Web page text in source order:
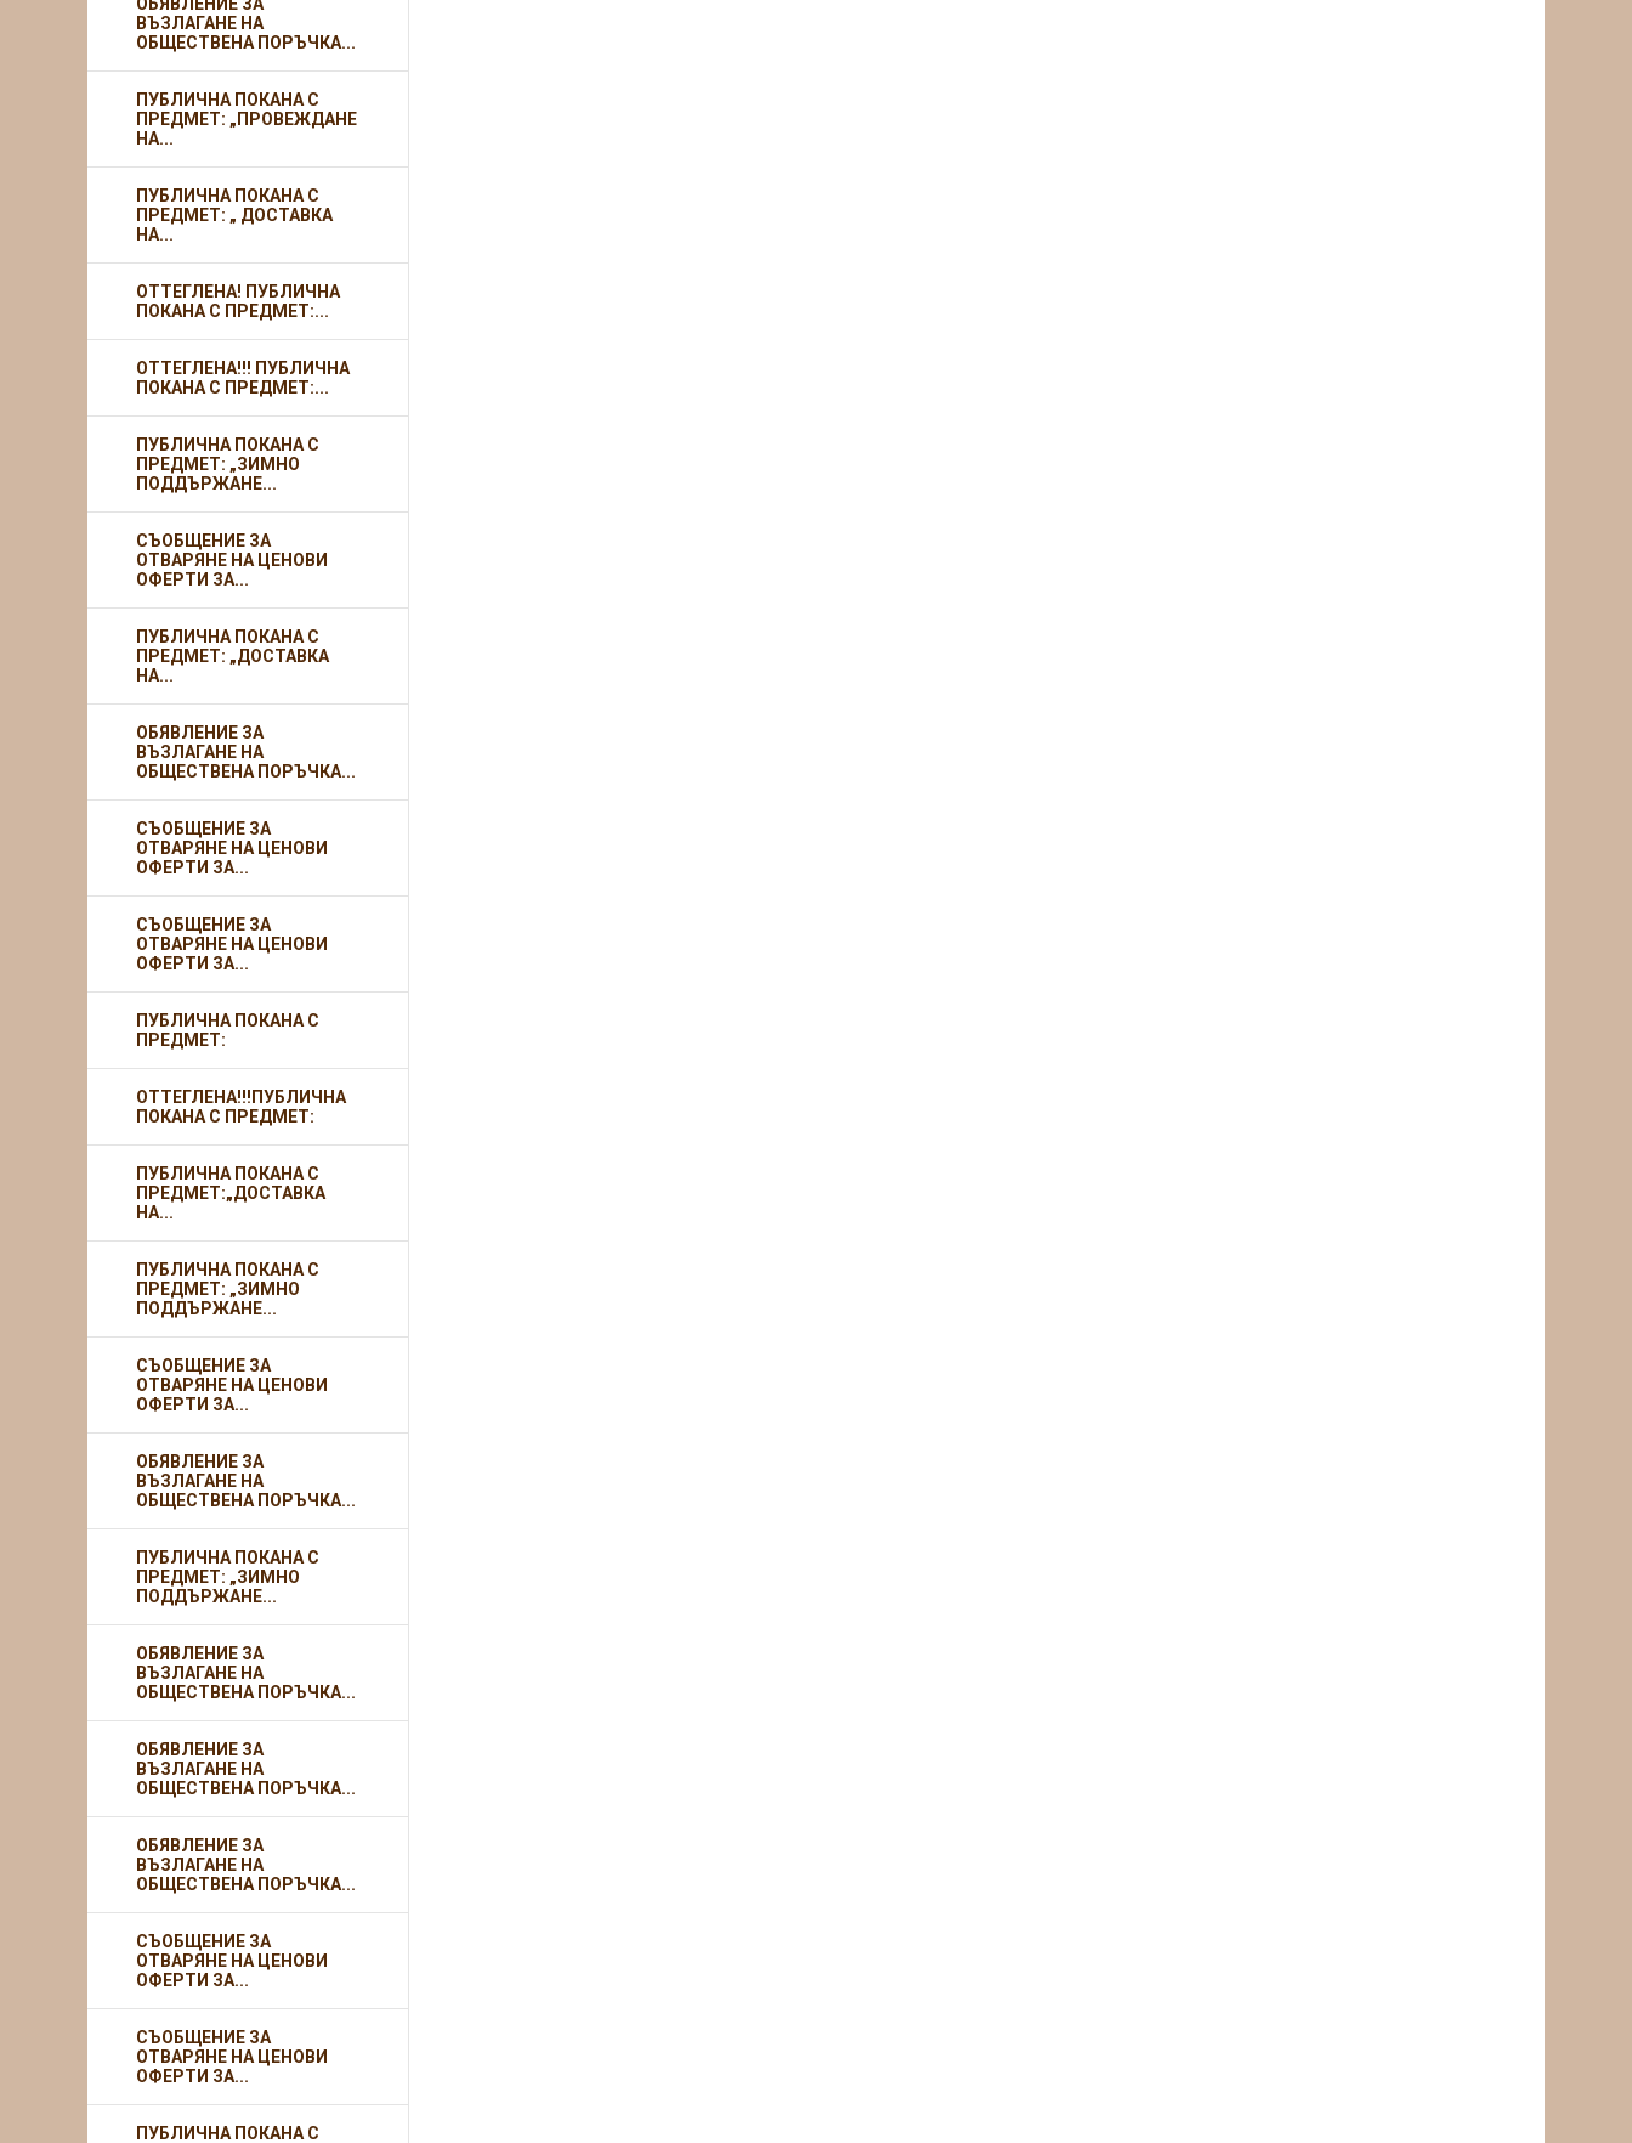
ВЪЗЛАГАНЕ НА
ОБЩЕСТВЕНА ПОРЪЧКА...
ПУБЛИЧНА ПОКАНА С
ПРЕДМЕТ: „ПРОВЕЖДАНЕ
НА...
ПУБЛИЧНА ПОКАНА С
ПРЕДМЕТ: „ ДОСТАВКА
НА...
ОТТЕГЛЕНА! ПУБЛИЧНА
ПОКАНА С ПРЕДМЕТ:...
ОТТЕГЛЕНА!!! ПУБЛИЧНА
ПОКАНА С ПРЕДМЕТ:...
ПУБЛИЧНА ПОКАНА С
ПРЕДМЕТ: „ЗИМНО
ПОДДЪРЖАНЕ...
СЪОБЩЕНИЕ ЗА
ОТВАРЯНЕ НА ЦЕНОВИ
ОФЕРТИ ЗА...
ПУБЛИЧНА ПОКАНА С
ПРЕДМЕТ: „ДОСТАВКА
НА...
ОБЯВЛЕНИЕ ЗА
ВЪЗЛАГАНЕ НА
ОБЩЕСТВЕНА ПОРЪЧКА...
СЪОБЩЕНИЕ ЗА
ОТВАРЯНЕ НА ЦЕНОВИ
ОФЕРТИ ЗА...
СЪОБЩЕНИЕ ЗА
ОТВАРЯНЕ НА ЦЕНОВИ
ОФЕРТИ ЗА...
ПУБЛИЧНА ПОКАНА С
ПРЕДМЕТ:
ОТТЕГЛЕНА!!!ПУБЛИЧНА
ПОКАНА С ПРЕДМЕТ:
ПУБЛИЧНА ПОКАНА С
ПРЕДМЕТ:„ДОСТАВКА
НА...
ПУБЛИЧНА ПОКАНА С
ПРЕДМЕТ: „ЗИМНО
ПОДДЪРЖАНЕ...
СЪОБЩЕНИЕ ЗА
ОТВАРЯНЕ НА ЦЕНОВИ
ОФЕРТИ ЗА...
ОБЯВЛЕНИЕ ЗА
ВЪЗЛАГАНЕ НА
ОБЩЕСТВЕНА ПОРЪЧКА...
ПУБЛИЧНА ПОКАНА С
ПРЕДМЕТ: „ЗИМНО
ПОДДЪРЖАНЕ...
ОБЯВЛЕНИЕ ЗА
ВЪЗЛАГАНЕ НА
ОБЩЕСТВЕНА ПОРЪЧКА...
ОБЯВЛЕНИЕ ЗА
ВЪЗЛАГАНЕ НА
ОБЩЕСТВЕНА ПОРЪЧКА...
ОБЯВЛЕНИЕ ЗА
ВЪЗЛАГАНЕ НА
ОБЩЕСТВЕНА ПОРЪЧКА...
СЪОБЩЕНИЕ ЗА
ОТВАРЯНЕ НА ЦЕНОВИ
ОФЕРТИ ЗА...
СЪОБЩЕНИЕ ЗА
ОТВАРЯНЕ НА ЦЕНОВИ
ОФЕРТИ ЗА...
ПУБЛИЧНА ПОКАНА С